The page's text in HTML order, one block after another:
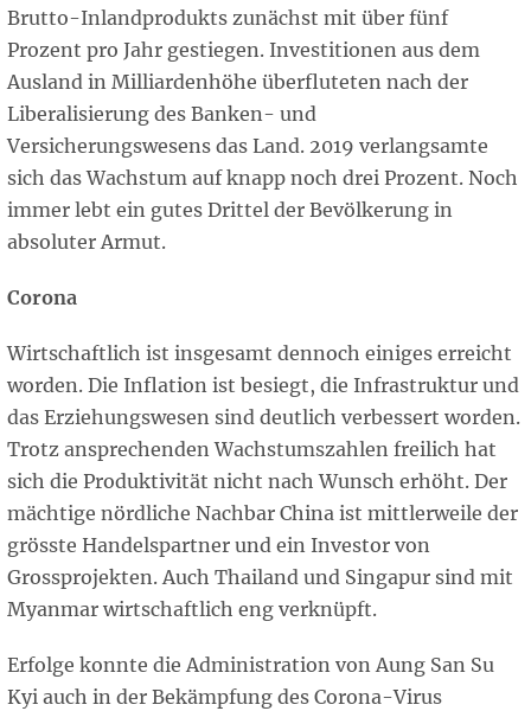
Brutto-Inlandprodukts zunächst mit über fünf
Prozent pro Jahr gestiegen. Investitionen aus dem
Ausland in Milliardenhöhe überfluteten nach der
Liberalisierung des Banken- und
Versicherungswesens das Land. 2019 verlangsamte
sich das Wachstum auf knapp noch drei Prozent. Noch
immer lebt ein gutes Drittel der Bevölkerung in
absoluter Armut.
Corona
Wirtschaftlich ist insgesamt dennoch einiges erreicht
worden. Die Inflation ist besiegt, die Infrastruktur und
das Erziehungswesen sind deutlich verbessert worden.
Trotz ansprechenden Wachstumszahlen freilich hat
sich die Produktivität nicht nach Wunsch erhöht. Der
mächtige nördliche Nachbar China ist mittlerweile der
grösste Handelspartner und ein Investor von
Grossprojekten. Auch Thailand und Singapur sind mit
Myanmar wirtschaftlich eng verknüpft.
Erfolge konnte die Administration von Aung San Su
Kyi auch in der Bekämpfung des Corona-Virus